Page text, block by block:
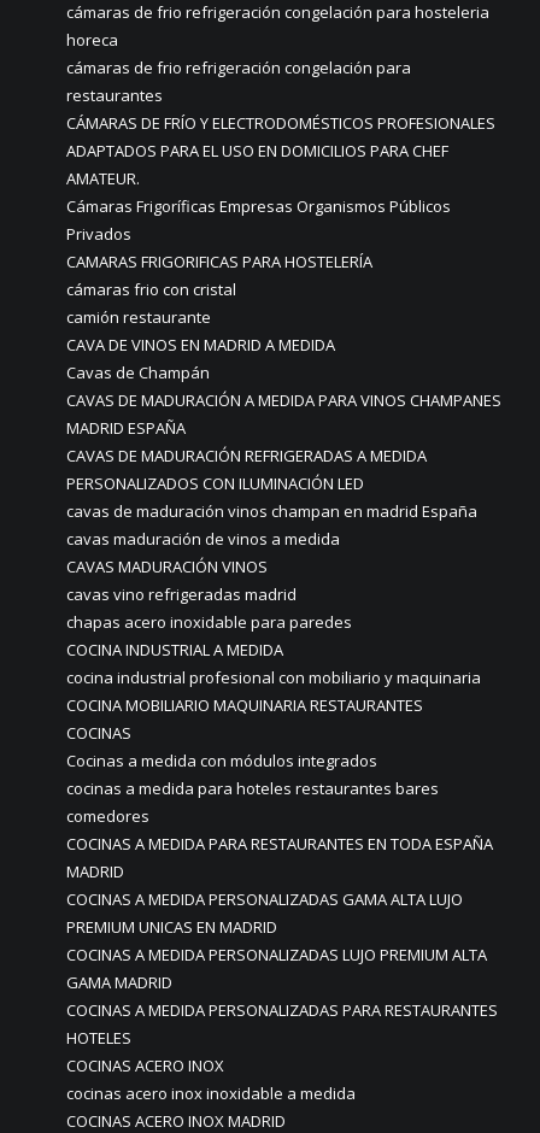
cámaras de frio refrigeración congelación para hosteleria
horeca
cámaras de frio refrigeración congelación para
restaurantes
CÁMARAS DE FRÍO Y ELECTRODOMÉSTICOS PROFESIONALES
ADAPTADOS PARA EL USO EN DOMICILIOS PARA CHEF
AMATEUR.
Cámaras Frigoríficas Empresas Organismos Públicos
Privados
CAMARAS FRIGORIFICAS PARA HOSTELERÍA
cámaras frio con cristal
camión restaurante
CAVA DE VINOS EN MADRID A MEDIDA
Cavas de Champán
CAVAS DE MADURACIÓN A MEDIDA PARA VINOS CHAMPANES
MADRID ESPAÑA
CAVAS DE MADURACIÓN REFRIGERADAS A MEDIDA
PERSONALIZADOS CON ILUMINACIÓN LED
cavas de maduración vinos champan en madrid España
cavas maduración de vinos a medida
CAVAS MADURACIÓN VINOS
cavas vino refrigeradas madrid
chapas acero inoxidable para paredes
COCINA INDUSTRIAL A MEDIDA
cocina industrial profesional con mobiliario y maquinaria
COCINA MOBILIARIO MAQUINARIA RESTAURANTES
COCINAS
Cocinas a medida con módulos integrados
cocinas a medida para hoteles restaurantes bares
comedores
COCINAS A MEDIDA PARA RESTAURANTES EN TODA ESPAÑA
MADRID
COCINAS A MEDIDA PERSONALIZADAS GAMA ALTA LUJO
PREMIUM UNICAS EN MADRID
COCINAS A MEDIDA PERSONALIZADAS LUJO PREMIUM ALTA
GAMA MADRID
COCINAS A MEDIDA PERSONALIZADAS PARA RESTAURANTES
HOTELES
COCINAS ACERO INOX
cocinas acero inox inoxidable a medida
COCINAS ACERO INOX MADRID